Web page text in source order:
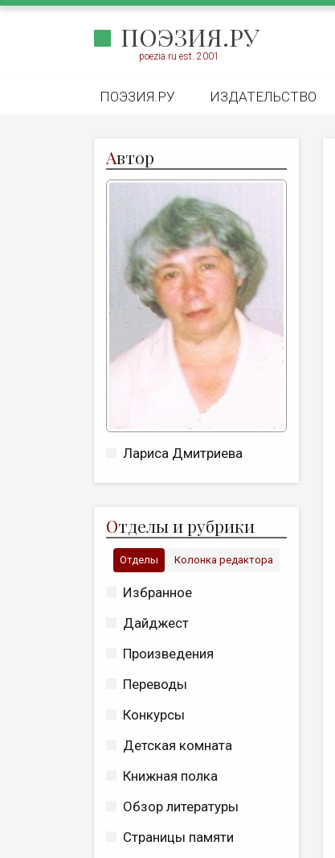
ПОЭЗИЯ.РУ
poezia.ru est. 2001
ПОЭЗИЯ.РУ ИЗДАТЕЛЬСТВО
Автор
Лариса Дмитриева
Отделы и рубрики
Отделы Колонка редактора
Избранное
Дайджест
Произведения
Переводы
Конкурсы
Детская комната
Книжная полка
Обзор литературы
Страницы памяти